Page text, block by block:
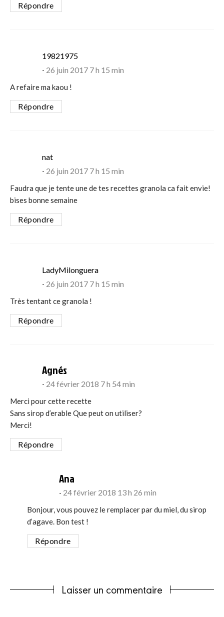
Répondre
19821975says:
26 juin 2017 7 h 15 min
A refaire ma kaou !
Répondre
natsays:
26 juin 2017 7 h 15 min
Faudra que je tente une de tes recettes granola ca fait envie!
bises bonne semaine
Répondre
LadyMilonguerasays:
26 juin 2017 7 h 15 min
Très tentant ce granola !
Répondre
Agnés
24 février 2018 7 h 54 min
Merci pour cette recette
Sans sirop d’erable Que peut on utiliser?
Merci!
Répondre
Ana
24 février 2018 13 h 26 min
Bonjour, vous pouvez le remplacer par du miel, du sirop
d’agave. Bon test !
Répondre
Laisser un commentaire